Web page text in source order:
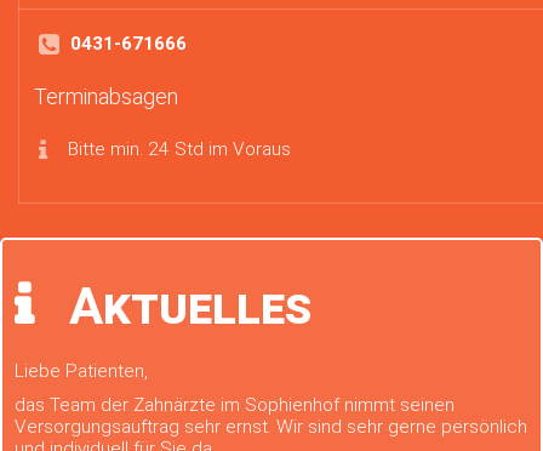
0431-671666
Terminabsagen
Bitte min. 24 Std im Voraus
Aktuelles
Liebe Patienten,
das Team der Zahnärzte im Sophienhof nimmt seinen
Versorgungsauftrag sehr ernst. Wir sind sehr gerne persönlich